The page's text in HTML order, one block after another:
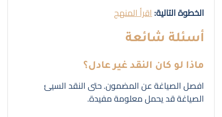
الخطوة التالية:اقرأ المنهج
أسئلة شائعة
ماذا لو كان النقد غير عادل؟
افصل الصياغة عن المضمون. حتى النقد السيئ
الصياغة قد يحمل معلومة مفيدة.